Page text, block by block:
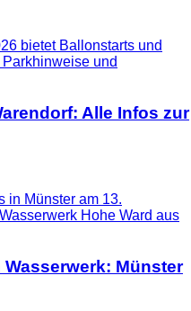
Alle Infos zur
Münster